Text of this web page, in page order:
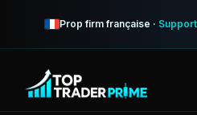
Prop firm française ·